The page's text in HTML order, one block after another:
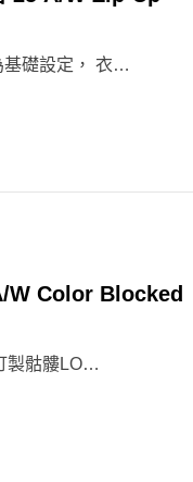
基礎設定， 衣…
W Color Blocked
製骷髏LO…